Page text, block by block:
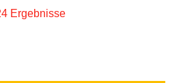
Ergebnisse